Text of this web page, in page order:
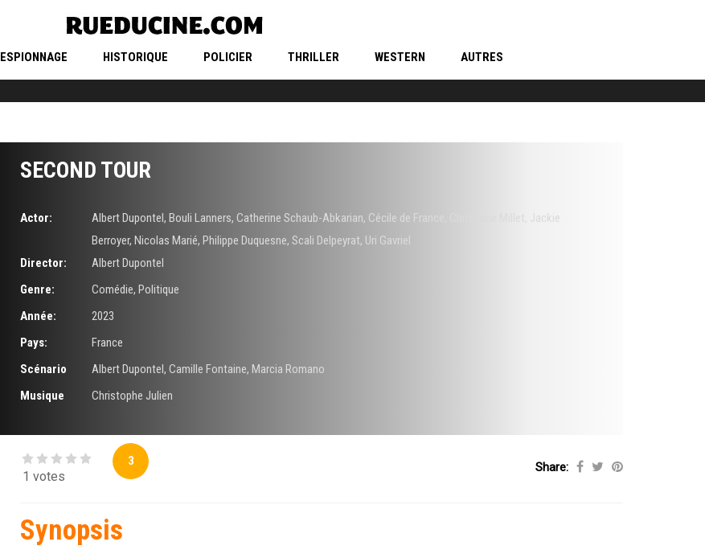
ESPIONNAGE HISTORIQUE POLICIER THRILLER WESTERN AUTRES
SECOND TOUR
Actor: Albert Dupontel, Bouli Lanners, Catherine Schaub-Abkarian, Cécile de France
Jackie
Berroyer, Nicolas Marié, Philippe Duquesne, Scali Delpeyrat, Uri Gavriel
Director:
Albert Dupontel
Genre:
Comédie, Politique
Année:
2023
Pays:
France
Scénario
Albert Dupontel, Camille Fontaine, Marcia Romano
Musique
Christophe Julien
1 votes
3 Share:
Synopsis